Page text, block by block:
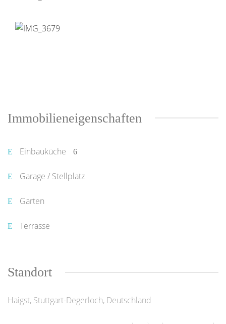
Immobilieneigenschaften
Einbauküche
Garage / Stellplatz
Garten
Terrasse
Standort
Haigst, Stuttgart-Degerloch, Deutschland